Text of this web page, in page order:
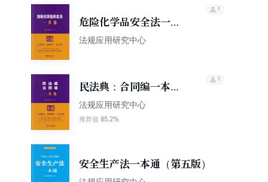
危险化学品安全法一本
通（第10版）
法规应用研究中心
1
民法典：合同编一本通
（第10版）
法规应用研究中心
推荐值 85.2%
1
安全生产法一本通（第五版）